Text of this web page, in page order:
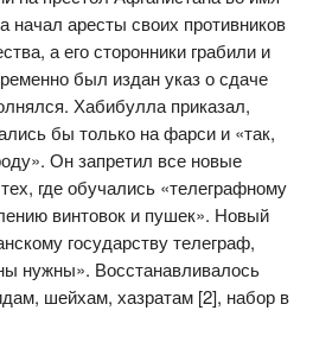
аресты своих противников
а его сторонники грабили и
был издан указ о сдаче
Хабибулла приказал,
бы только на фарси и «так,
Он запретил все новые
где обучались «телеграфному
винтовок и пушек». Новый
государству телеграф,
нужны». Восстанавливалось
шейхам, хазратам [2], набор в